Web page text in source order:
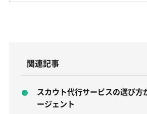
関連記事
スカウト代行サービスの選び方
ージェント